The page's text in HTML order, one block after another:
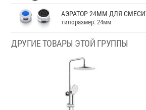
АЭРАТОР 24ММ ДЛЯ
типоразмер: 24мм
ДРУГИЕ ТОВАРЫ ЭТОЙ ГРУППЫ